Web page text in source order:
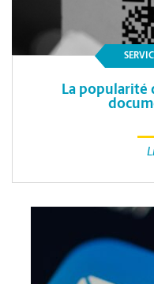
La popularité